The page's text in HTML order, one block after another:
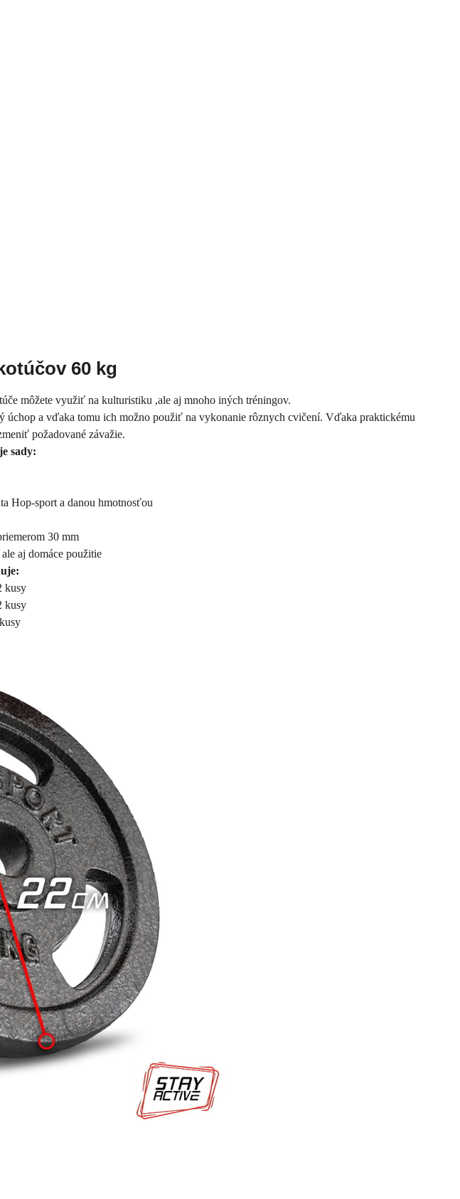
60 kg
môžete využiť na kulturistiku ,ale aj mnoho iných tréningov.
a vďaka tomu ich možno použiť na vykonanie rôznych cvičení. Vďaka praktickému
požadované závažie.
sady:
Hop-sport a danou hmotnosťou
30 mm
aj domáce použitie
kusy
kusy